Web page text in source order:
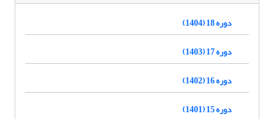
دوره 18 (1404)
دوره 17 (1403)
دوره 16 (1402)
دوره 15 (1401)